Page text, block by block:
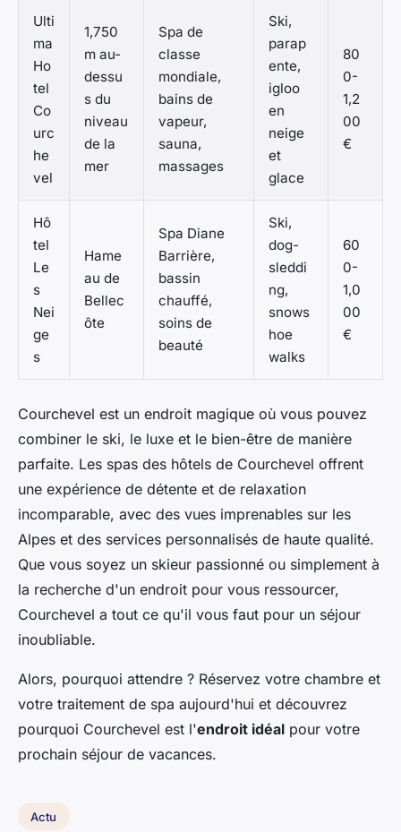
Ulti
ma
Ho
tel
Co
urc
he
vel
1,750
m au-
dessu
s du
niveau
de la
mer
Spa de
classe
mondiale,
bains de
vapeur,
sauna,
massages
Ski,
parap
ente,
igloo
en
neige
et
glace
80
0-
1,2
00
€
Hô
tel
Le
s
Nei
ge
s
Hame
au de
Bellec
ôte
Spa Diane
Barrière,
bassin
chauffé,
soins de
beauté
Ski,
dog-
sleddi
ng,
snows
hoe
walks
60
0-
1,0
00
€
Courchevel est un endroit magique où vous pouvez
combiner le ski, le luxe et le bien-être de manière
parfaite. Les spas des hôtels de Courchevel offrent
une expérience de détente et de relaxation
incomparable, avec des vues imprenables sur les
Alpes et des services personnalisés de haute qualité.
Que vous soyez un skieur passionné ou simplement à
la recherche d'un endroit pour vous ressourcer,
Courchevel a tout ce qu'il vous faut pour un séjour
inoubliable.
Alors, pourquoi attendre ? Réservez votre chambre et
votre traitement de spa aujourd'hui et découvrez
pourquoi Courchevel est l'endroit idéal pour votre
prochain séjour de vacances.
Actu